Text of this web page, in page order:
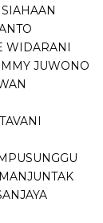
WIDARANI
JUWONO